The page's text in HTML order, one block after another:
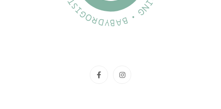
personaliseren. Alle Natural Suction Reflex spenen zijn gemaakt
temperatuurschommelingen. Daarom kan de fles veilig in de